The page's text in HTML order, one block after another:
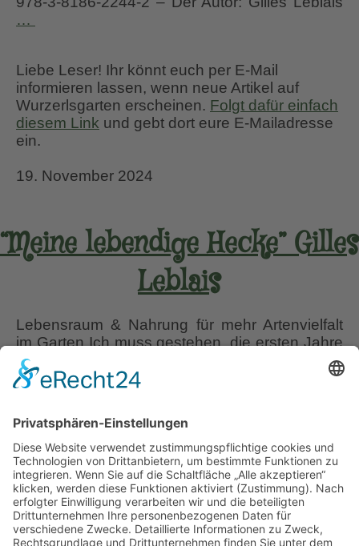
…
und
Totholz
im
Garten”
Gilles
Liebe Leser! Ihr könnt euch per E-Mail
informieren lassen, wenn neue Artikel auf
Wurzerlsgarten erscheinen. Folgt dafür einfach
diesem Link und gebt dort eure E-Mailadresse
ein.
19. November 2024
“Meine lebendige Hecke” Gilles
Leblais
Lebensraum & Nahrung für mehr Artenvielfalt
im Garten Ich muss gestehen, die ersten Jahre
meines Hobby-Gärtnerlebens hatte ich keinen
Bezug zu Hecken. Gut, sobald ich die Liguster-
kleinen Garten kam ich gar nicht auf die Idee
viele Sträucher zu pflanzen. Stauden, Rosen,
ein paar…“Meine
lebendige
Hecke”
Gilles
Leblais
Liebe Leser! Ihr könnt euch per E-Mail
informieren lassen, wenn neue Artikel auf